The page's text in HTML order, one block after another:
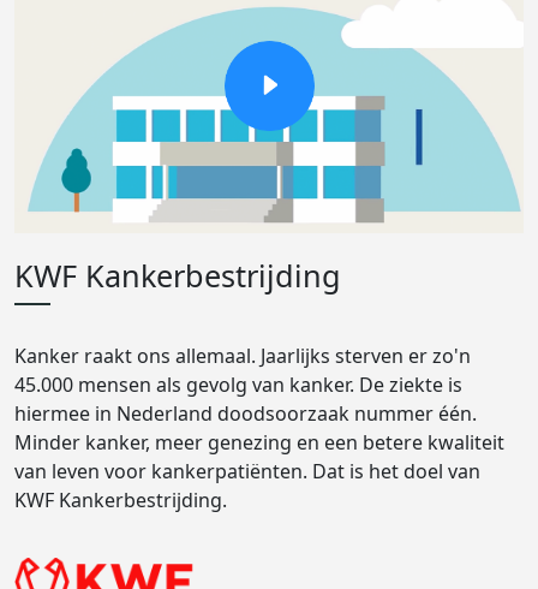
KWF Kankerbestrijding
Kanker raakt ons allemaal. Jaarlijks sterven er zo'n
45.000 mensen als gevolg van kanker. De ziekte is
hiermee in Nederland doodsoorzaak nummer één.
Minder kanker, meer genezing en een betere kwaliteit
van leven voor kankerpatiënten. Dat is het doel van
KWF Kankerbestrijding.